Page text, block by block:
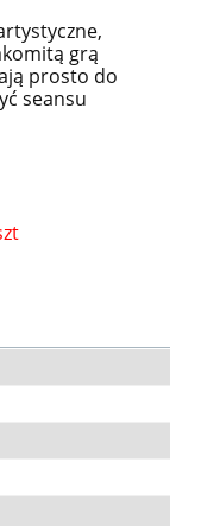
grą
prosto do
seansu